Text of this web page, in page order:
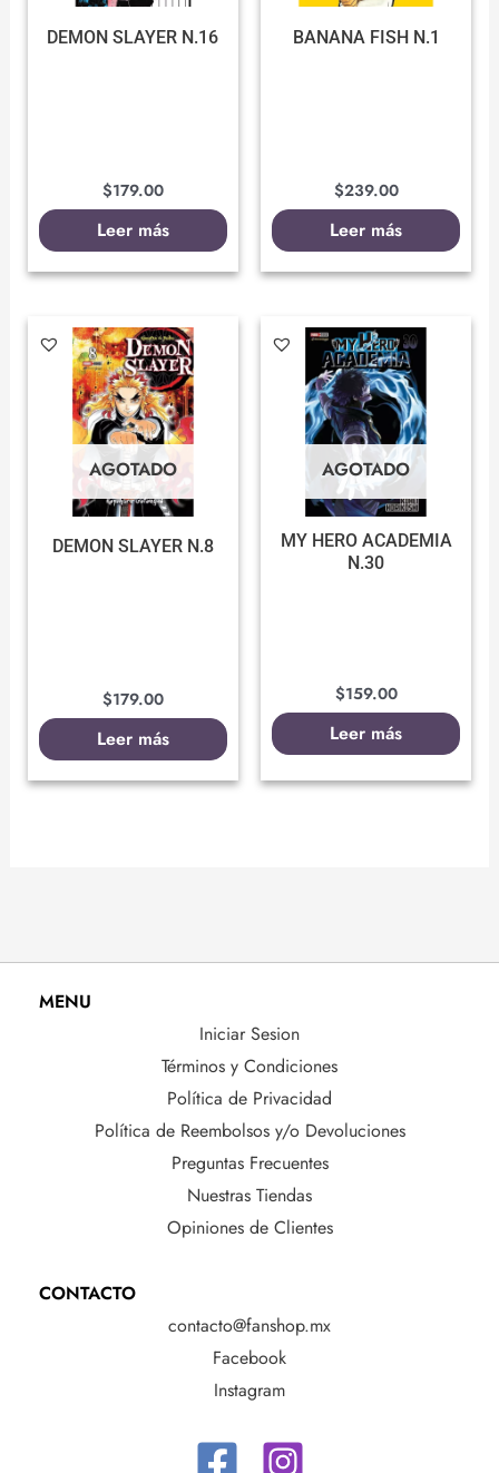
DEMON SLAYER N.16
$179.00
Leer más
BANANA FISH N.1
$239.00
Leer más
AGOTADO
DEMON SLAYER N.8
$179.00
Leer más
AGOTADO
MY HERO ACADEMIA
N.30
$159.00
Leer más
MENU
Iniciar Sesion
Términos y Condiciones
Política de Privacidad
Política de Reembolsos y/o Devoluciones
Preguntas Frecuentes
Nuestras Tiendas
Opiniones de Clientes
CONTACTO
contacto@fanshop.mx
Facebook
Instagram